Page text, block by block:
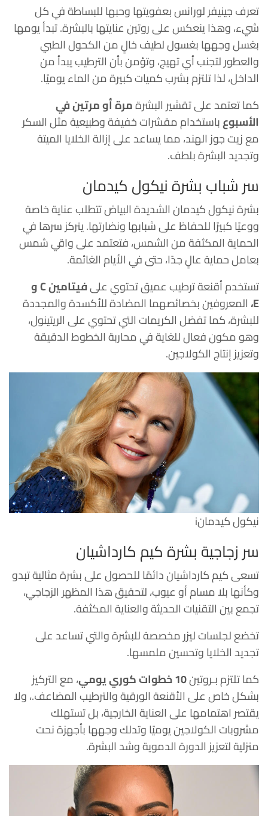
تعرف جينيفر لورانس بعفويتها وحبها للبساطة في كل
شيء، وهذا ينعكس على روتين عنايتها بالبشرة. تبدأ يومها
بغسل وجهها بغسول لطيف خالٍ من الكحول الطبي
والعطور لتجنب أي تهيج، وتؤمن بأن الترطيب يبدأ من
الداخل، لذا تلتزم بشرب كميات كبيرة من الماء يوميًا.
كما تعتمد على تقشير البشرةمرة أو مرتين في
الأسبوعباستخدام مقشرات خفيفة وطبيعية مثل السكر
مع زيت جوز الهند، مما يساعد على إزالة الخلايا الميتة
وتجديد البشرة بلطف.
سر شباب بشرة نيكول كيدمان
بشرة نيكول كيدمان الشديدة البياض تتطلب عناية خاصة
ووعيًا كبيرًا للحفاظ على شبابها ونضارتها. يتركز سرها في
الحماية المكثفة من الشمس، فتعتمد على واقي شمس
بعامل حماية عالٍ جدًا، حتى في الأيام الغائمة.
تستخدم أقنعة ترطيب عميق تحتوي على
فيتامين C و
E، المعروفين بخصائصهما المضادة للأكسدة والمجددة
للبشرة، كما تفضل الكريمات التي تحتوي على الريتينول،
وهو مكون فعال للغاية في محاربة الخطوط الدقيقة
وتعزيز إنتاج الكولاجين.
نيكول كيدمانi
سر زجاجية بشرة كيم كارداشيان
تسعى كيم كارداشيان دائمًا للحصول على بشرة مثالية تبدو
وكأنها بلا مسام أو عيوب، لتحقيق هذا المظهر الزجاجي،
تجمع بين التقنيات الحديثة والعناية المكثفة.
تخضع لجلسات ليزر مخصصة للبشرة والتي تساعد على
تجديد الخلايا وتحسين ملمسها.
كما تلتزم بـروتين
، مع التركيز
بشكل خاص على الأقنعة الورقية والترطيب المضاعف.، ولا
يقتصر اهتمامها على العناية الخارجية، بل تستهلك
مشروبات الكولاجين يوميًا وتدلك وجهها بأجهزة نحت
منزلية لتعزيز الدورة الدموية وشد البشرة.